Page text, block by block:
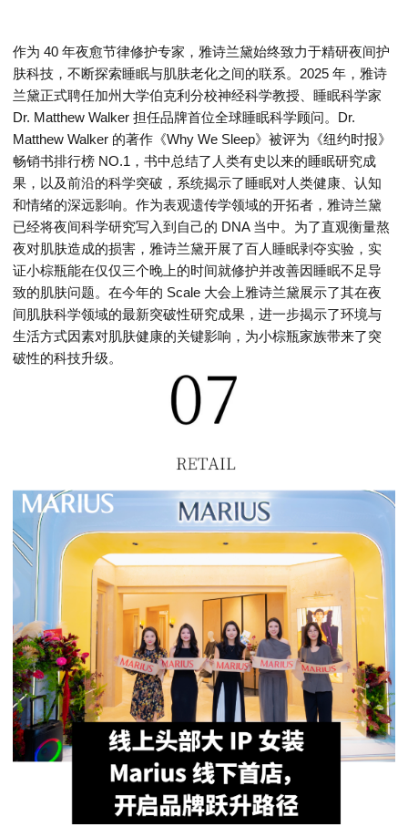
作为 40 年夜愈节律修护专家，雅诗兰黛始终致力于精研夜间护
肤科技，不断探索睡眠与肌肤老化之间的联系。2025 年，雅诗
兰黛正式聘任加州大学伯克利分校神经科学教授、睡眠科学家
Dr. Matthew Walker 担任品牌首位全球睡眠科学顾问。Dr.
Matthew Walker 的著作《Why We Sleep》被评为《纽约时报》
畅销书排行榜 NO.1，书中总结了人类有史以来的睡眠研究成
果，以及前沿的科学突破，系统揭示了睡眠对人类健康、认知
和情绪的深远影响。作为表观遗传学领域的开拓者，雅诗兰黛
已经将夜间科学研究写入到自己的 DNA 当中。为了直观衡量熬
夜对肌肤造成的损害，雅诗兰黛开展了百人睡眠剥夺实验，实
证小棕瓶能在仅仅三个晚上的时间就修护并改善因睡眠不足导
致的肌肤问题。在今年的 Scale 大会上雅诗兰黛展示了其在夜
间肌肤科学领域的最新突破性研究成果，进一步揭示了环境与
生活方式因素对肌肤健康的关键影响，为小棕瓶家族带来了突
破性的科技升级。